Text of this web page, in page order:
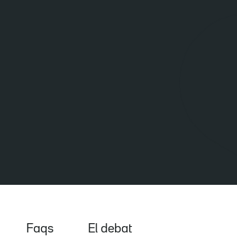
Faqs El debat